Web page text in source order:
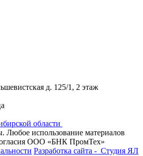
д. 125/1, 2 этаж
области
использование материалов
ООО «БНК ПромТех»
Разработка сайта - Студия ЯЛ